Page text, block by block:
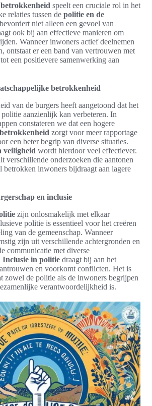
speelt een cruciale rol in het
relaties tussen de politie en de
niet alleen een gevoel van
ook bij aan effectieve manieren om
Wanneer inwoners actief deelnemen
ontstaat er een band van vertrouwen met
een positievere samenwerking aan
betrokkenheid
van de burgers heeft aangetoond dat het
aanzienlijk kan verbeteren. In
constateren we dat een hogere
zorgt voor meer rapportage
een beter begrip van diverse situaties.
veiligheid wordt hierdoor veel effectiever.
verschillende onderzoeken die aantonen
betrokken inwoners bijdraagt aan lagere
en inclusie
zijn onlosmakelijk met elkaar
politie is essentieel voor het creëren
van de gemeenschap. Wanneer
zijn uit verschillende achtergronden en
communicatie met diverse
Inclusie in politie draagt bij aan het
en voorkomt conflicten. Het is
zowel de politie als de inwoners begrijpen
verantwoordelijkheid is.